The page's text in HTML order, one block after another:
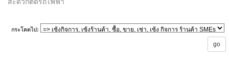
กระโดดไป: